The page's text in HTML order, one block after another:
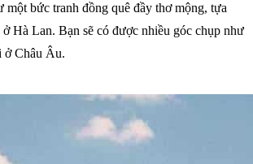
một bức tranh đồng quê đầy thơ mộng, tựa
Hà Lan. Bạn sẽ có được nhiều góc chụp như
ở Châu Âu.